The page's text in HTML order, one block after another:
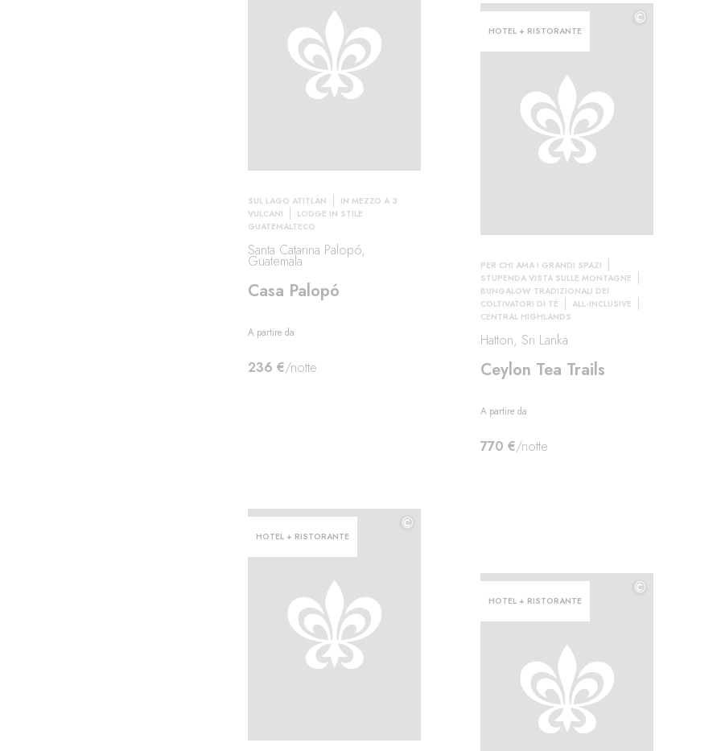
SUL LAGO ATITLÁN
IN MEZZO A 3
VULCANI
LODGE IN STILE
GUATEMALTECO
Santa Catarina Palopó,
Guatemala
Casa Palopó
A partire da
236 €/notte
HOTEL + RISTORANTE
©
PER CHI AMA I GRANDI SPAZI
STUPENDA VISTA SULLE MONTAGNE
BUNGALOW TRADIZIONALI DEI
COLTIVATORI DI TÈ
ALL-INCLUSIVE
CENTRAL HIGHLANDS
Hatton, Sri Lanka
Ceylon Tea Trails
A partire da
770 €/notte
HOTEL + RISTORANTE
©
HOTEL + RISTORANTE
©